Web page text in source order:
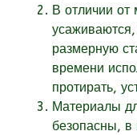
В отличии
размерную
времени
протирать,
Материалы
безопасны, в